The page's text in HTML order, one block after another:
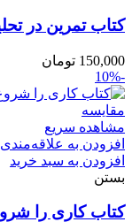
کتاب تمرین در
150,000 تومان
-10%
مقایسه
مشاهده سریع
افزودن به
افزودن به سبد خرید
بستن
کتاب کاری را